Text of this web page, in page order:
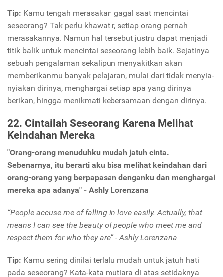
Tip: Kamu tengah merasakan gagal saat mencintai
seseorang? Tak perlu khawatir, setiap orang pernah
merasakannya. Namun hal tersebut justru dapat menjadi
titik balik untuk mencintai seseorang lebih baik. Sejatinya
sebuah pengalaman sekalipun menyakitkan akan
memberikanmu banyak pelajaran, mulai dari tidak menyia-
nyiakan dirinya, menghargai setiap apa yang dirinya
berikan, hingga menikmati kebersamaan dengan dirinya.
22. Cintailah Seseorang Karena Melihat
Keindahan Mereka
"Orang-orang menuduhku mudah jatuh cinta.
Sebenarnya, itu berarti aku bisa melihat keindahan dari
orang-orang yang berpapasan denganku dan menghargai
mereka apa adanya" - Ashly Lorenzana
“People accuse me of falling in love easily. Actually, that
means I can see the beauty of people who meet me and
respect them for who they are” - Ashly Lorenzana
Tip: Kamu sering dinilai terlalu mudah untuk jatuh hati
pada seseorang? Kata-kata mutiara di atas setidaknya